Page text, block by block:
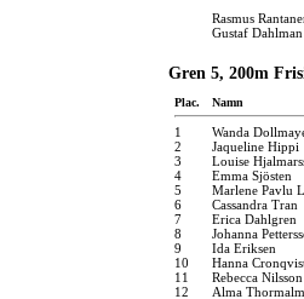
Rasmus
Gustaf Dahlman
Gren 5, 200m
Plac. Namn
1 Wanda
2
Jaqueline Hippi
3
Louise
4
Emma Sjösten
5
Marlene Pavlu
6
Cassandra Tran
7
Erica Dahlgren
8
Johanna
9
Ida Eriksen
10
Hanna
11
Rebecca Nilsson
12
Alma Thormalm